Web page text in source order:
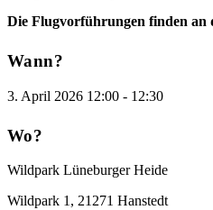
Die Flugvorführungen finden an
Wann?
3. April 2026 12:00 - 12:30
Wo?
Wildpark Lüneburger Heide
Wildpark 1, 21271 Hanstedt